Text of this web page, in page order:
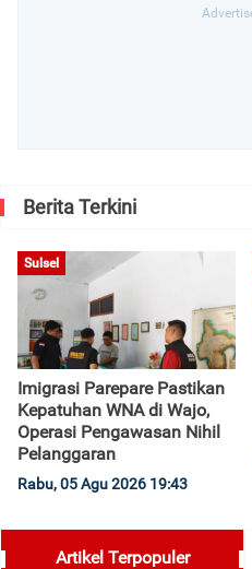
Berita Terkini
Sulsel
Imigrasi Parepare Pastikan
Kepatuhan WNA di Wajo,
Operasi Pengawasan Nihil
Pelanggaran
Rabu, 05 Agu 2026 19:43
Artikel Terpopuler